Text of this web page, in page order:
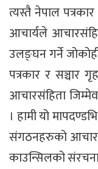
त्यस्तै नेपाल
आचार्यले
उलङ्घन गर्ने
पत्रकार र सञ्चार
आचारसंहिता
। हामी यो
संगठनहरुको
काउन्सिलको